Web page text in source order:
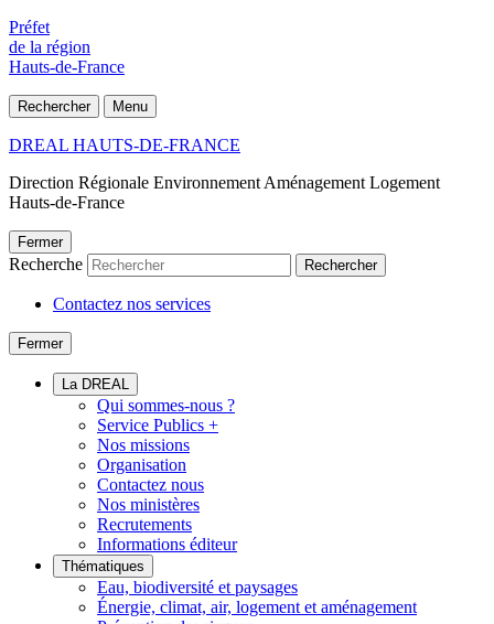
Préfet
de la région
Hauts-de-France
Rechercher Menu
DREAL HAUTS-DE-FRANCE
Direction Régionale Environnement Aménagement Logement
Hauts-de-France
Fermer
Recherche Rechercher
Contactez nos services
Fermer
La DREAL
Qui sommes-nous ?
Service Publics +
Nos missions
Organisation
Contactez nous
Nos ministères
Recrutements
Informations éditeur
Thématiques
Eau, biodiversité et paysages
Énergie, climat, air, logement et aménagement